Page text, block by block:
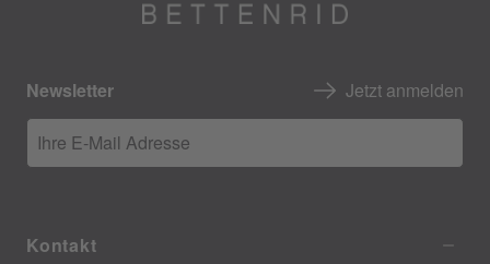
Newsletter Jetzt anmelden
Ihre E-Mail Adresse
Kontakt